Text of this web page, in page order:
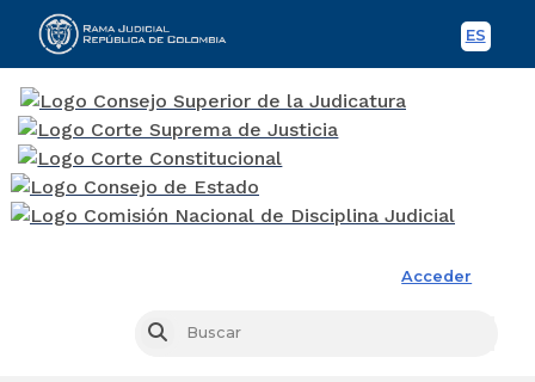
ES
Acceder
Buscar